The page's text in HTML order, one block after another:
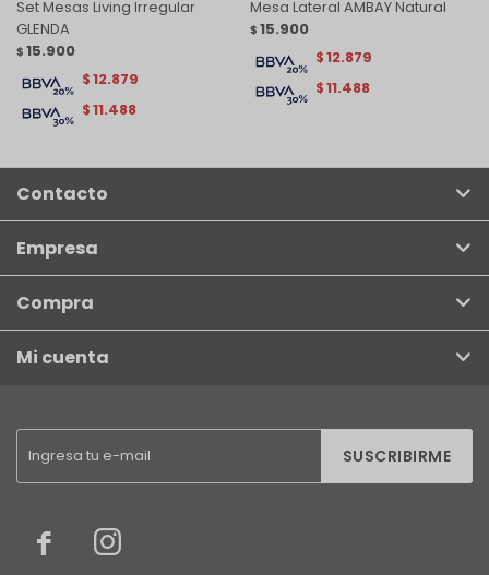
Set Mesas Living Irregular
GLENDA
$ 15.900
$11.488
$12.879
Mesa Lateral AMBAY Natural
$ 15.900
$11.488
$12.879
SUSCRIBIRME
 
Contacto
Empresa
Compra
Mi cuenta